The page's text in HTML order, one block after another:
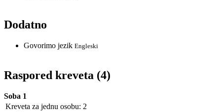
Dodatno
Govorimo jezik Engleski
Raspored kreveta (4)
Soba 1
Kreveta za jednu osobu: 2